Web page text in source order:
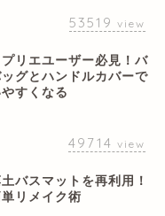
53519 view
リエユーザー必見！バ
グとハンドルカバーで
すくなる
49714 view
バスマットを再利用！
リメイク術